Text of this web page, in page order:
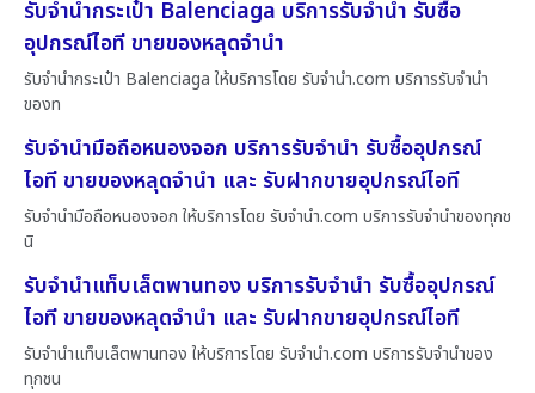
รับจำนำกระเป๋า Balenciaga บริการรับจำนำ รับซื้อ
อุปกรณ์ไอที ขายของหลุดจำนำ
รับจำนำกระเป๋า Balenciaga ให้บริการโดย รับจํานํา.com บริการรับจำนำ
ของท
รับจำนำมือถือหนองจอก บริการรับจำนำ รับซื้ออุปกรณ์
ไอที ขายของหลุดจำนำ และ รับฝากขายอุปกรณ์ไอที
รับจำนำมือถือหนองจอก ให้บริการโดย รับจํานํา.com บริการรับจำนำของทุกช
นิ
รับจำนำแท็บเล็ตพานทอง บริการรับจำนำ รับซื้ออุปกรณ์
ไอที ขายของหลุดจำนำ และ รับฝากขายอุปกรณ์ไอที
รับจำนำแท็บเล็ตพานทอง ให้บริการโดย รับจํานํา.com บริการรับจำนำของ
ทุกชน